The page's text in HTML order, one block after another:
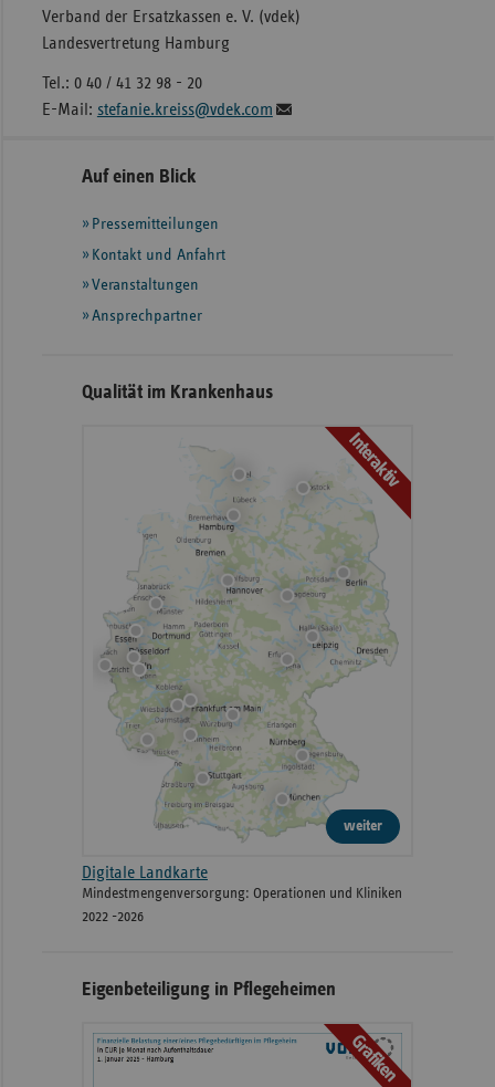
Verband der Ersatzkassen e. V. (vdek)
Landesvertretung Hamburg
Tel.: 0 40 / 41 32 98 - 20
E-Mail: stefanie.kreiss@vdek.com
Seitennavigation
Seitenleiste
weiteren
Informationen
Auf einen Blick
Pressemitteilungen
Kontakt und Anfahrt
Veranstaltungen
Ansprechpartner
Qualität im Krankenhaus
Interaktiv
weiter
Digitale Landkarte
Mindestmengenversorgung: Operationen und Kliniken
2022 -2026
Eigenbeteiligung in Pflegeheimen
Grafiken